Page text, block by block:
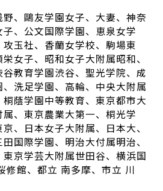
、鷗友学園女子、大妻、神奈
、公文国際学園、恵泉女学
玉社、香蘭女学校、駒場東
女子、昭和女子大附属昭和、
教育学園渋谷、聖光学院、成
洗足学園、高輪、中央大附属
蔭学園中等教育、東京都市大
、東京農業大第一、桐光学
、日本女子大附属、日本大、
国際学園、明治大付属明治、
京学芸大附属世田谷、横浜国
修館、都立 南多摩、市立 川